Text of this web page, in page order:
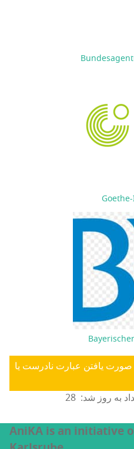
یافتن عبارت نادرست یا
AniKA is an initiative